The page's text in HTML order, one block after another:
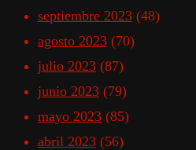
septiembre 2023 (48)
agosto 2023 (70)
julio 2023 (87)
junio 2023 (79)
mayo 2023 (85)
abril 2023 (56)